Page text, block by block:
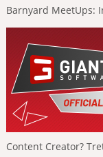
Barnyard MeetUps:
Content Creator?